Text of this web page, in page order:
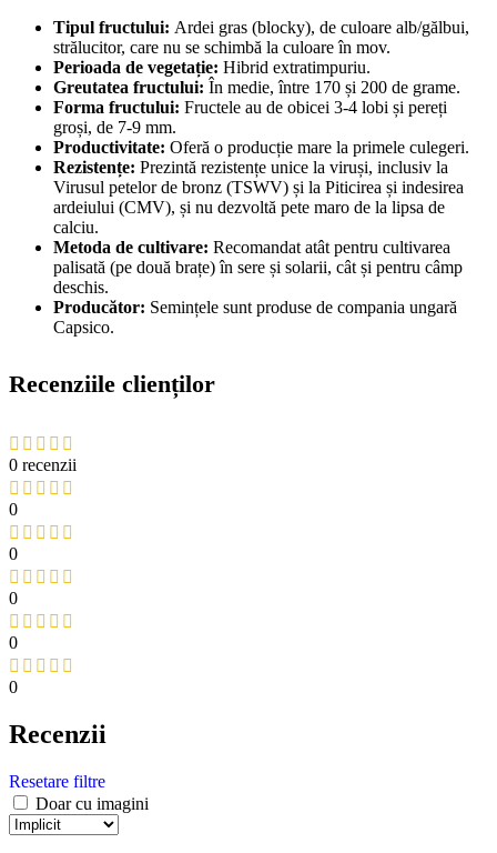
Tipul fructului: Ardei gras (blocky), de culoare alb/gălbui,
strălucitor, care nu se schimbă la culoare în mov.
Perioada de vegetație: Hibrid extratimpuriu.
Greutatea fructului: În medie, între 170 și 200 de grame.
Forma fructului: Fructele au de obicei 3-4 lobi și pereți
groși, de 7-9 mm.
Productivitate: Oferă o producție mare la primele culegeri.
Rezistențe: Prezintă rezistențe unice la viruși, inclusiv la
Virusul petelor de bronz (TSWV) și la Piticirea și indesirea
ardeiului (CMV), și nu dezvoltă pete maro de la lipsa de
calciu.
Metoda de cultivare: Recomandat atât pentru cultivarea
palisată (pe două brațe) în sere și solarii, cât și pentru câmp
deschis.
Producător: Semințele sunt produse de compania ungară
Capsico.
Recenziile clienților
0 recenzii
0
0
0
0
0
Recenzii
Resetare filtre
Doar cu imagini